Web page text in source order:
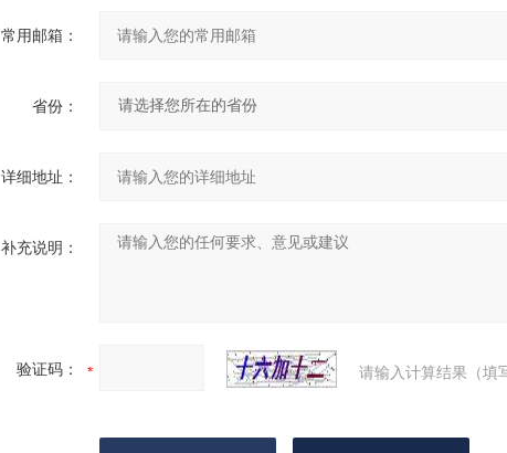
常用邮箱：
省份：
详细地址：
补充说明：
验证码： 请输入计算结果（填